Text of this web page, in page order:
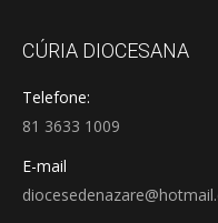
CÚRIA DIOCESANA
Telefone:
81 3633 1009
E-mail